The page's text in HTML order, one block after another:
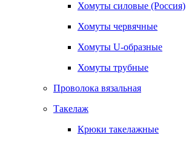
Хомуты силовые (Россия)
Хомуты червячные
Хомуты U-образные
Хомуты трубные
Проволока вязальная
Такелаж
Крюки такелажные